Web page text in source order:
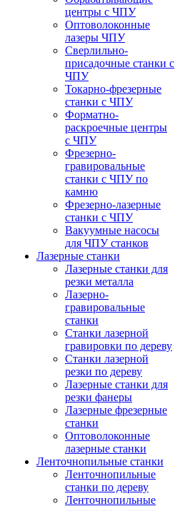
центры с ЧПУ
Оптоволоконные
лазеры ЧПУ
Сверлильно-
присадочные станки с
ЧПУ
Токарно-фрезерные
станки с ЧПУ
Форматно-
раскроечные центры
с ЧПУ
Фрезерно-
гравировальные
станки с ЧПУ по
камню
Фрезерно-лазерные
станки с ЧПУ
Вакуумные насосы
для ЧПУ станков
Лазерные станки
Лазерные станки для
резки металла
Лазерно-
гравировальные
станки
Станки лазерной
гравировки по дереву
Станки лазерной
резки по дереву
Лазерные станки для
резки фанеры
Лазерные фрезерные
станки
Оптоволоконные
лазерные станки
Ленточнопильные станки
Ленточнопильные
станки по дереву
Ленточнопильные